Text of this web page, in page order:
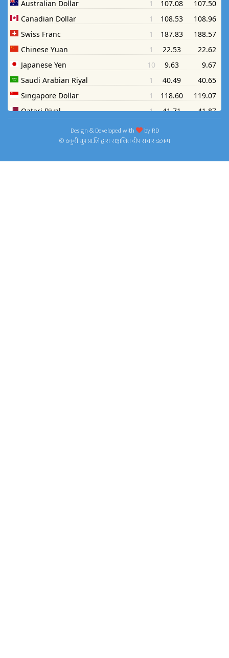
Design & Developed with byRD
© ठकुरी ग्रुप प्रा.लि द्वारा सञ्चालित दीप संचार डटकम